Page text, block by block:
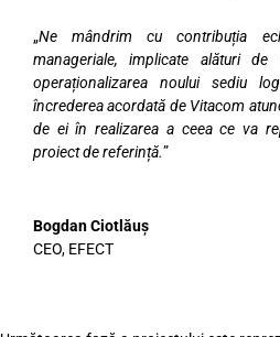
„Ne mândrim cu contribuția
manageriale, implicate alături
operaționalizarea noului sediu
încrederea acordată de Vitacom
de ei în realizarea a ceea ce va
proiect de referință.”
Bogdan Ciotlăuș
CEO, EFECT